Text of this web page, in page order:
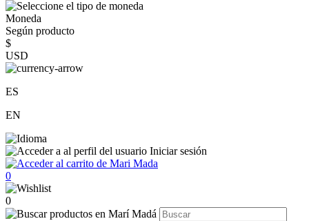
Moneda
Según producto
$
USD
ES
EN
Iniciar sesión
0
0